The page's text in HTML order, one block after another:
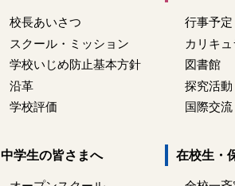
校長あいさつ
スクール・ミッション
学校いじめ防止基本方針
沿革
学校評価
行事予定
カリキュ
図書館
探究活動
国際交流
中学生の皆さまへ 在校生・